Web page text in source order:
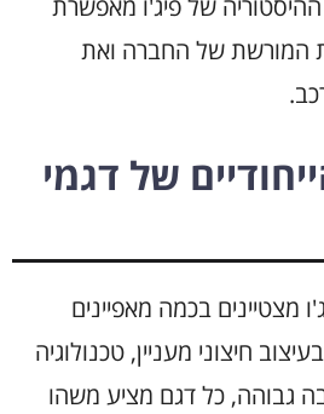
ההיסטוריה של פיג'ו מאפשרת
המורשת של החברה ואת
של דגמי
מצטיינים בכמה מאפיינים
חיצוני מעניין, טכנולוגיה
גבוהה, כל דגם מציע משהו